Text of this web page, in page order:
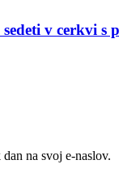
v cerkvi s
na svoj e-naslov.